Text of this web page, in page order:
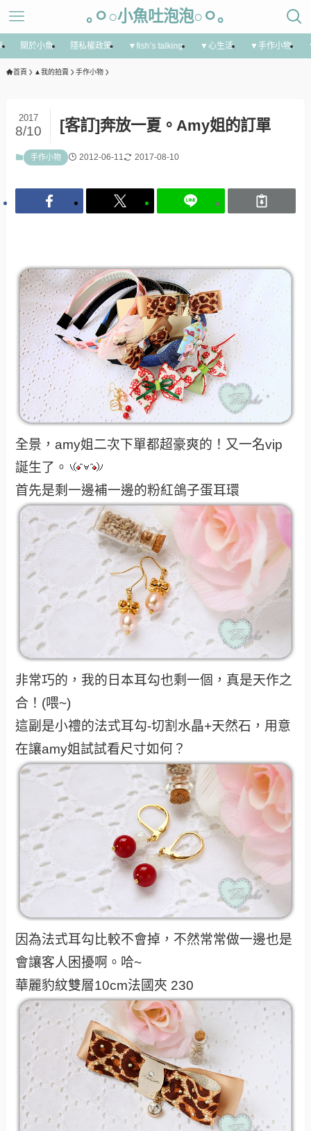
｡ㅇ○小魚吐泡泡○ㅇ｡
關於小魚 隱私權政策 ▼fish’s talking ▼心生活 ▼手作小物
首頁 ▲我的拍賣 手作小物
[客訂]奔放一夏。Amy姐的訂單
2017
8/10
手作小物 2012-06-11 2017-08-10
全景，amy姐二次下單都超豪爽的！又一名vip
誕生了。
首先是剩一邊補一邊的粉紅鴿子蛋耳環
非常巧的，我的日本耳勾也剩一個，真是天作之
合！(喂~)
這副是小禮的法式耳勾-切割水晶+天然石，用意
在讓amy姐試試看尺寸如何？
因為法式耳勾比較不會掉，不然常常做一邊也是
會讓客人困擾啊。哈~
華麗豹紋雙層10cm法國夾 230